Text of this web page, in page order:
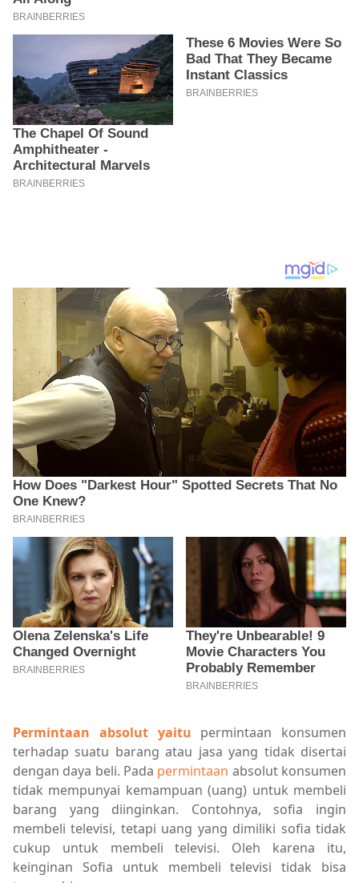
Permintaan absolut yaitu permintaan konsumen
terhadap suatu barang atau jasa yang tidak disertai
dengan daya beli. Pada permintaan absolut konsumen
tidak mempunyai kemampuan (uang) untuk membeli
barang yang diinginkan. Contohnya, sofia ingin
membeli televisi, tetapi uang yang dimiliki sofia tidak
cukup untuk membeli televisi. Oleh karena itu,
keinginan Sofia untuk membeli televisi tidak bisa